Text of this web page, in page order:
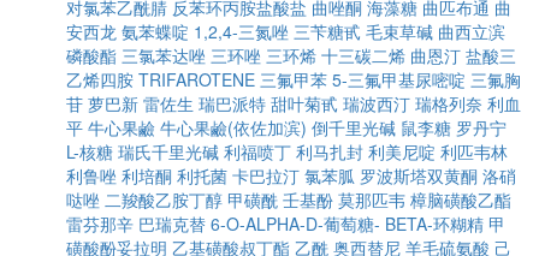
对氯苯乙酰腈 反苯环丙胺盐酸盐 曲唑酮 海藻糖 曲匹布通 曲
安西龙 氨苯蝶啶 1,2,4-三氮唑 三苄糖甙 毛束草碱 曲西立滨
磷酸酯 三氯苯达唑 三环唑 三环烯 十三碳二烯 曲恩汀 盐酸三
乙烯四胺 TRIFAROTENE 三氟甲苯 5-三氟甲基尿嘧啶 三氟胸
苷 萝巴新 雷佐生 瑞巴派特 甜叶菊甙 瑞波西汀 瑞格列奈 利血
平 牛心果鹼 牛心果鹼(依佐加滨) 倒千里光碱 鼠李糖 罗丹宁
L-核糖 瑞氏千里光碱 利福喷丁 利马扎封 利美尼啶 利匹韦林
利鲁唑 利培酮 利托菌 卡巴拉汀 氯苯胍 罗波斯塔双黄酮 洛硝
哒唑 二羧酸乙胺丁醇 甲磺酰 壬基酚 莫那匹韦 樟脑磺酸乙酯
雷芬那辛 巴瑞克替 6-O-ALPHA-D-葡萄糖- BETA-环糊精 甲
磺酸酚妥拉明 乙基磺酸叔丁酯 乙酰 奥西替尼 羊毛硫氨酸 己